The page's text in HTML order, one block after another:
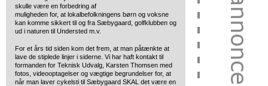
skulle være en forbedring af
muligheden for, at lokalbefolkningens børn og voksne
kan komme sikkert til og fra Sæbygaard, golfklubben og
ud i naturen til Understed m.v.
For et års tid siden kom det frem, at man påtænkte at
lave de stiplede linjer i siderne. Vi har haft kontakt til
formanden for Teknisk Udvalg, Karsten Thomsen med
fotos, videooptagelser og vægtige begrundelser for, at
når man laver cykelsti til Sæbygaard SKAL det være en